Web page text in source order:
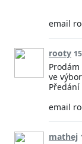
email
rooty
Prodám
ve
email
mathej